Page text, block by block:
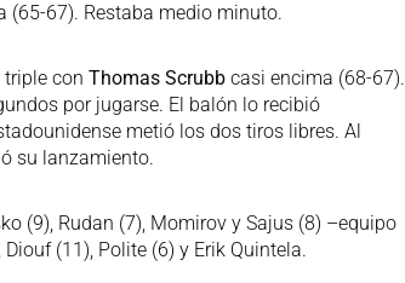
(65-67). Restaba medio minuto.
con Thomas Scrubb casi encima (68-67).
por jugarse. El balón lo recibió
metió los dos tiros libres. Al
su lanzamiento.
(9), Rudan (7), Momirov y Sajus (8) –equipo
(11), Polite (6) y Erik Quintela.